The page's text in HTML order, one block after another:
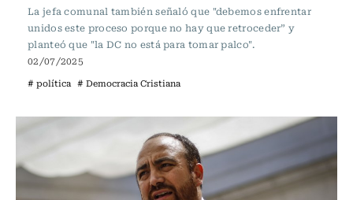
La jefa comunal también señaló que "debemos enfrentar
unidos este proceso porque no hay que retroceder” y
planteó que "la DC no está para tomar palco".
02/07/2025
# política # Democracia Cristiana